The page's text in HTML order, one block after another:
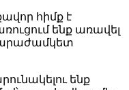
հիմք է
ենք առավել
ենք